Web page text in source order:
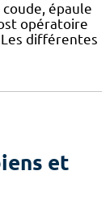
épaule
opératoire
différentes
et